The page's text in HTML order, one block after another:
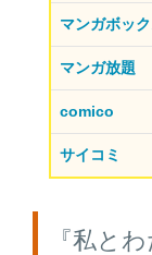
マンガボッ
マンガ放題
comico
サイコミ
『私と